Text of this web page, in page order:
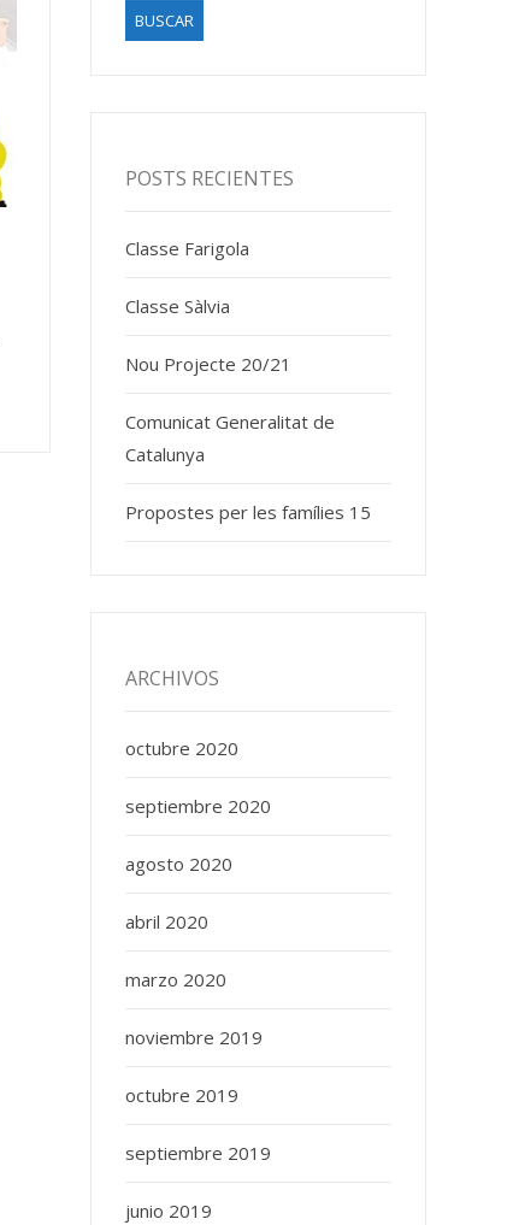
POSTS RECIENTES
Classe Farigola
Classe Sàlvia
Nou Projecte 20/21
Comunicat Generalitat de
Catalunya
Propostes per les famílies 15
ARCHIVOS
octubre 2020
septiembre 2020
agosto 2020
abril 2020
marzo 2020
noviembre 2019
octubre 2019
septiembre 2019
junio 2019